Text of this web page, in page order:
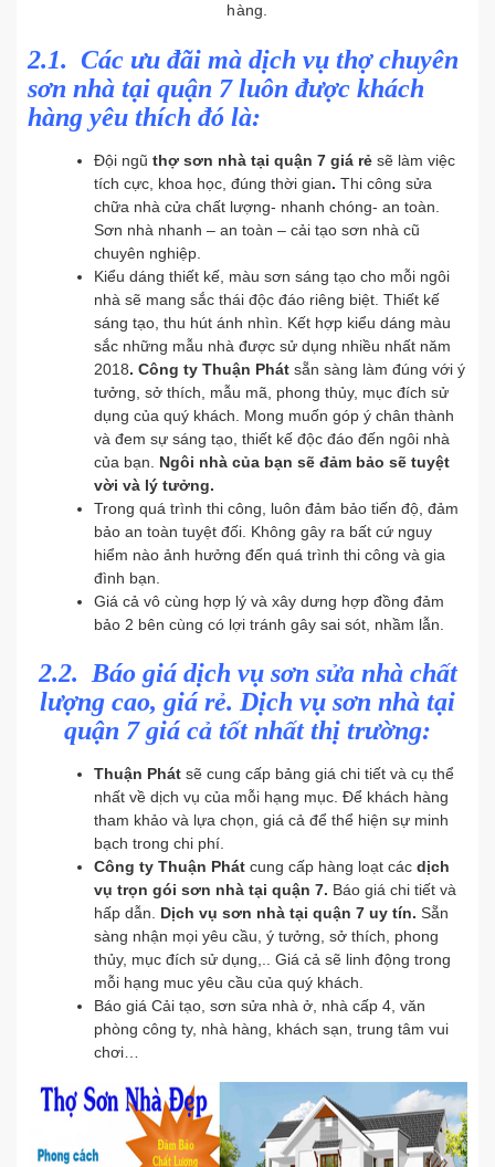
hàng.
2.1. Các ưu đãi mà dịch vụ thợ chuyên
sơn nhà tại quận 7 luôn được khách
hàng yêu thích đó là:
Đội ngũ thợ sơn nhà tại quận 7 giá rẻ sẽ làm việc
tích cực, khoa học, đúng thời gian. Thi công sửa
chữa nhà cửa chất lượng- nhanh chóng- an toàn.
Sơn nhà nhanh – an toàn – cải tạo sơn nhà cũ
chuyên nghiệp.
Kiểu dáng thiết kế, màu sơn sáng tạo cho mỗi ngôi
nhà sẽ mang sắc thái độc đáo riêng biệt. Thiết kế
sáng tạo, thu hút ánh nhìn. Kết hợp kiểu dáng màu
sắc những mẫu nhà được sử dụng nhiều nhất năm
2018. Công ty Thuận Phát sẵn sàng làm đúng với ý
tưởng, sở thích, mẫu mã, phong thủy, mục đích sử
dụng của quý khách. Mong muốn góp ý chân thành
và đem sự sáng tạo, thiết kế độc đáo đến ngôi nhà
của bạn.
Ngôi nhà của bạn sẽ đảm bảo sẽ tuyệt
vời và lý tưởng.
Trong quá trình thi công, luôn đảm bảo tiến độ, đảm
bảo an toàn tuyệt đối. Không gây ra bất cứ nguy
hiểm nào ảnh hưởng đến quá trình thi công và gia
đình bạn.
Giá cả vô cùng hợp lý và xây dưng hợp đồng đảm
bảo 2 bên cùng có lợi tránh gây sai sót, nhầm lẫn.
2.2. Báo giá dịch vụ sơn sửa nhà chất
lượng cao, giá rẻ. Dịch vụ sơn nhà tại
quận 7 giá cả tốt nhất thị trường:
Thuận Phát sẽ cung cấp bảng giá chi tiết và cụ thể
nhất về dịch vụ của mỗi hạng mục. Để khách hàng
tham khảo và lựa chọn, giá cả để thể hiện sự minh
bạch trong chi phí.
Công ty Thuận Phát cung cấp hàng loạt các dịch
vụ trọn gói sơn nhà tại quận 7. Báo giá chi tiết và
hấp dẫn. Dịch vụ sơn nhà tại quận 7 uy tín. Sẵn
sàng nhận mọi yêu cầu, ý tưởng, sở thích, phong
thủy, mục đích sử dụng,.. Giá cả sẽ linh động trong
mỗi hạng muc yêu cầu của quý khách.
Báo giá Cải tạo, sơn sửa nhà ở, nhà cấp 4, văn
phòng công ty, nhà hàng, khách sạn, trung tâm vui
chơi…